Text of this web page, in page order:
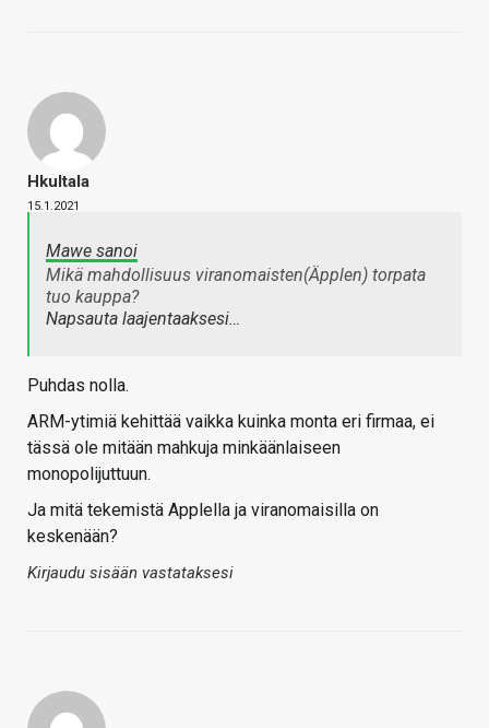
Hkultala
15.1.2021
Mawe sanoi
Mikä mahdollisuus viranomaisten(Äpplen) torpata
tuo kauppa?
Napsauta laajentaaksesi…
Puhdas nolla.
ARM-ytimiä kehittää vaikka kuinka monta eri firmaa, ei
tässä ole mitään mahkuja minkäänlaiseen
monopolijuttuun.
Ja mitä tekemistä Applella ja viranomaisilla on
keskenään?
Kirjaudu sisään vastataksesi